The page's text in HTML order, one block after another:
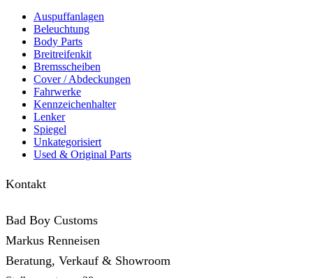
Auspuffanlagen
Beleuchtung
Body Parts
Breitreifenkit
Bremsscheiben
Cover /­ ­Abdeckungen
Fahrwerke
Kennzeichenhalter
Lenker
Spiegel
Unkategorisiert
Used & Original Parts
Kontakt
Bad Boy Customs
Markus Renneisen
Beratung, Verkauf & Showroom